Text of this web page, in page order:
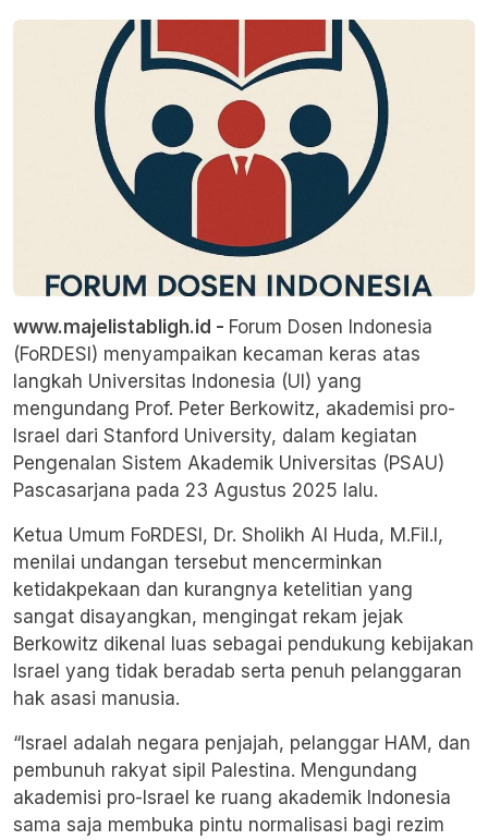
www.majelistabligh.id - Forum Dosen Indonesia
(FoRDESI) menyampaikan kecaman keras atas
langkah Universitas Indonesia (UI) yang
mengundang Prof. Peter Berkowitz, akademisi pro-
Israel dari Stanford University, dalam kegiatan
Pengenalan Sistem Akademik Universitas (PSAU)
Pascasarjana pada 23 Agustus 2025 lalu.
Ketua Umum FoRDESI, Dr. Sholikh Al Huda, M.Fil.I,
menilai undangan tersebut mencerminkan
ketidakpekaan dan kurangnya ketelitian yang
sangat disayangkan, mengingat rekam jejak
Berkowitz dikenal luas sebagai pendukung kebijakan
Israel yang tidak beradab serta penuh pelanggaran
hak asasi manusia.
“Israel adalah negara penjajah, pelanggar HAM, dan
pembunuh rakyat sipil Palestina. Mengundang
akademisi pro-Israel ke ruang akademik Indonesia
sama saja membuka pintu normalisasi bagi rezim